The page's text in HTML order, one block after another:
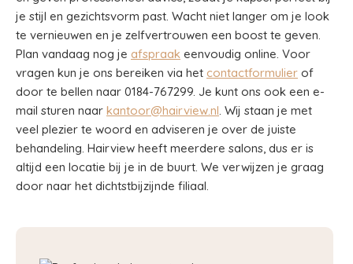
je stijl en gezichtsvorm past. Wacht niet langer om je look
te vernieuwen en je zelfvertrouwen een boost te geven.
Plan vandaag nog je afspraak eenvoudig online. Voor
vragen kun je ons bereiken via het contactformulier of
door te bellen naar 0184-767299. Je kunt ons ook een e-
mail sturen naar kantoor@hairview.nl. Wij staan je met
veel plezier te woord en adviseren je over de juiste
behandeling. Hairview heeft meerdere salons, dus er is
altijd een locatie bij je in de buurt. We verwijzen je graag
door naar het dichtstbijzijnde filiaal.